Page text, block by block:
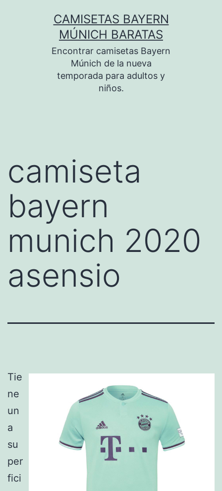
CAMISETAS BAYERN
MÚNICH BARATAS
Encontrar camisetas Bayern
Múnich de la nueva
temporada para adultos y
niños.
camiseta
bayern
munich 2020
asensio
Tie
ne
un
a
su
per
fici